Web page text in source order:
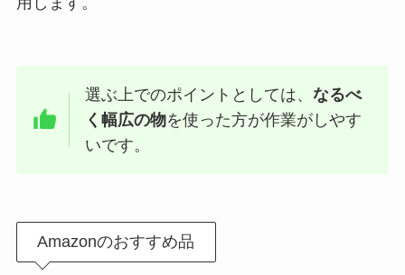
選ぶ上でのポイントとしては、なるべ
く幅広の物を使った方が作業がしやす
いです。
Amazonのおすすめ品